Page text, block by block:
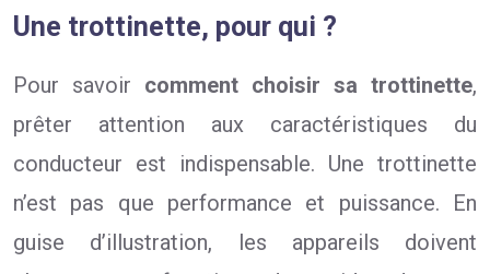
Une trottinette, pour qui ?
Pour savoir comment choisir sa trottinette,
prêter attention aux caractéristiques du
conducteur est indispensable. Une trottinette
n’est pas que performance et puissance. En
guise d’illustration, les appareils doivent